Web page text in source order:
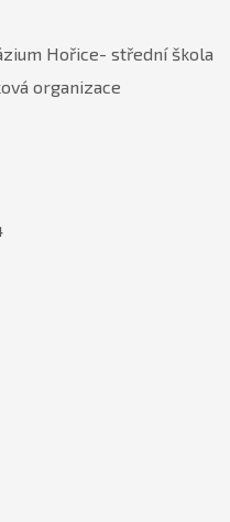
Hořice- střední škola
organizace